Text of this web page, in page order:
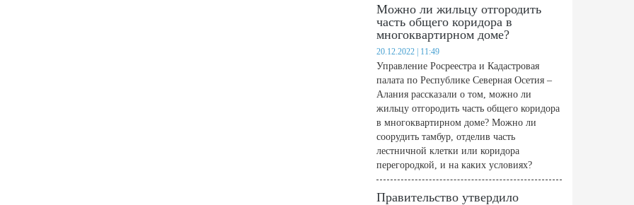
Можно ли жильцу отгородить
часть общего коридора в
многоквартирном доме?
20.12.2022 | 11:49
Управление Росреестра и Кадастровая
палата по Республике Северная Осетия –
Алания рассказали о том, можно ли
жильцу отгородить часть общего коридора
в многоквартирном доме? Можно ли
соорудить тамбур, отделив часть
лестничной клетки или коридора
перегородкой, и на каких условиях?
Правительство утвердило